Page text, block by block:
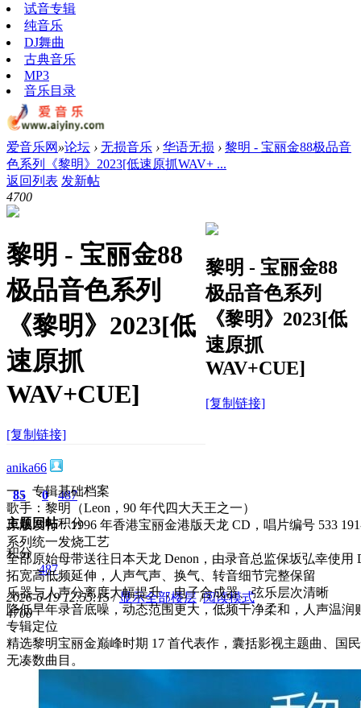
试音专辑
纯音乐
DJ舞曲
古典音乐
MP3
音乐目录
爱音乐网 »论坛 › 无损音乐 › 华语无损 › 黎明 - 宝丽金88极品音
色系列《黎明》2023[低速原抓WAV+ ...
返回列表 发新帖
4700
黎明 - 宝丽金88
极品音色系列
《黎明》2023[低
速原抓
WAV+CUE]
[复制链接]
黎明 - 宝丽金88
极品音色系列
《黎明》2023[低
速原抓
WAV+CUE]
[复制链接]
anika66
85
主题
0
回帖
487
积分
积分
487
2026-6-19 12:55:15 / 显示全部楼层 /阅读模式
4700
一、专辑基础档案
歌手：黎明（Leon，90 年代四大天王之一）
原版发行：1996 年香港宝丽金港版天龙 CD，唱片编号 533
系列统一发烧工艺
全部原始母带送往日本天龙 Denon，由录音总监保坂弘幸使用
拓宽高低频延伸，人声气声、换气、转音细节完整保留
乐器与人声分离度大幅提升，电子合成器、弦乐层次清晰
降低早年录音底噪，动态范围更大，低频干净柔和，人声温
专辑定位
精选黎明宝丽金巅峰时期 17 首代表作，囊括影视主题曲、国
无凑数曲目。